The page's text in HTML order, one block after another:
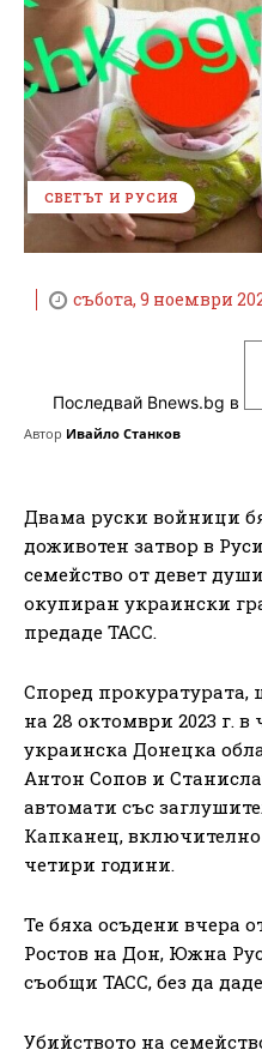
СВЕТЪТ И РУСИЯ
събота, 9 ноември
Последвай Bnews.bg в
Автор Ивайло Станков
Двама руски войници
доживотен затвор в
семейство от девет
окупиран украински
предаде ТАСС.
Според прокуратурата,
на 28 октомври 2023 г.
украинска Донецка
Антон Сопов и
автомати със
Капканец, включително
четири години.
Те бяха осъдени вчера
Ростов на Дон, Южна
съобщи ТАСС, без да
Убийството на